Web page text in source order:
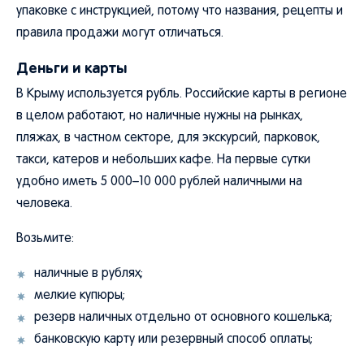
упаковке с инструкцией, потому что названия, рецепты и
правила продажи могут отличаться.
Деньги и карты
В Крыму используется рубль. Российские карты в регионе
в целом работают, но наличные нужны на рынках,
пляжах, в частном секторе, для экскурсий, парковок,
такси, катеров и небольших кафе. На первые сутки
удобно иметь 5 000–10 000 рублей наличными на
человека.
Возьмите:
наличные в рублях;
мелкие купюры;
резерв наличных отдельно от основного кошелька;
банковскую карту или резервный способ оплаты;